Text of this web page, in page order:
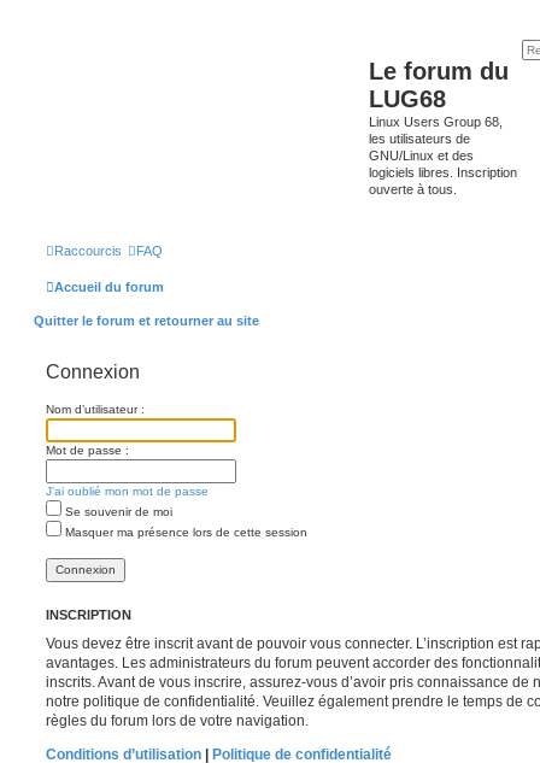
Le forum du
LUG68
Linux Users Group 68,
les utilisateurs de
GNU/Linux et des
logiciels libres. Inscription
ouverte à tous.
Raccourcis FAQ
Accueil du forum
Quitter le forum et retourner au site
Connexion
Nom d’utilisateur :
Mot de passe :
J’ai oublié mon mot de passe
Se souvenir de moi
Masquer ma présence lors de cette session
INSCRIPTION
Vous devez être inscrit avant de pouvoir vous connecter. L’inscription est
avantages. Les administrateurs du forum peuvent accorder des
inscrits. Avant de vous inscrire, assurez-vous d’avoir pris connaissance de
notre politique de confidentialité. Veuillez également prendre le temps de
règles du forum lors de votre navigation.
Conditions d’utilisation | Politique de confidentialité